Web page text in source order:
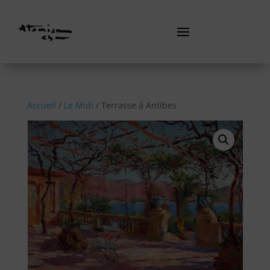
Accueil / Le Midi / Terrasse à Antibes